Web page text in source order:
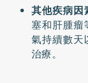
其他疾病因
塞和肝腫瘤
氣持續數天
治療。